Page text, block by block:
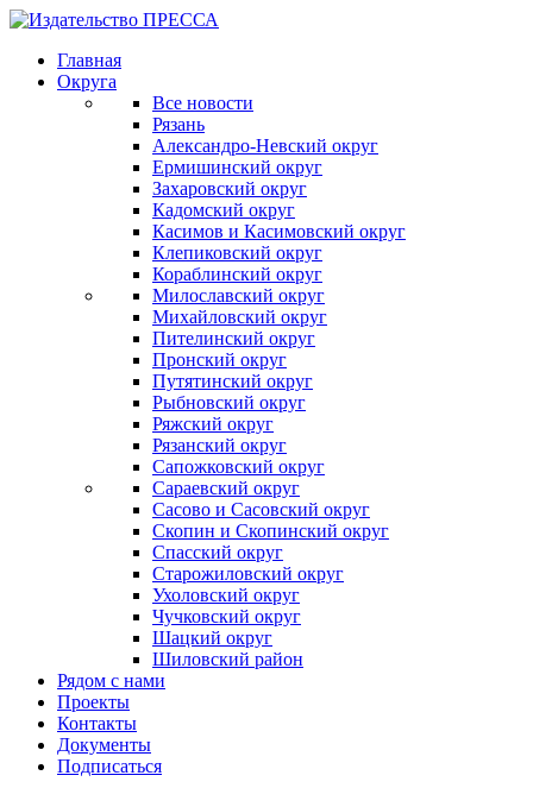
Главная
Округа
Все новости
Рязань
Александро-Невский округ
Ермишинский округ
Захаровский округ
Кадомский округ
Касимов и Касимовский округ
Клепиковский округ
Кораблинский округ
Милославский округ
Михайловский округ
Пителинский округ
Пронский округ
Путятинский округ
Рыбновский округ
Ряжский округ
Рязанский округ
Сапожковский округ
Сараевский округ
Сасово и Сасовский округ
Скопин и Скопинский округ
Спасский округ
Старожиловский округ
Ухоловский округ
Чучковский округ
Шацкий округ
Шиловский район
Рядом с нами
Проекты
Контакты
Документы
Подписаться